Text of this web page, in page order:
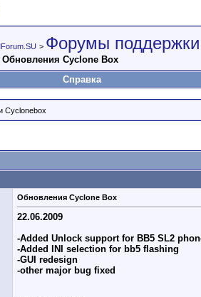
> Форумы
Обновления Cyclone Box
Справка
Cyclonebox
Обновления Cyclone Box
22.06.2009
-Added Unlock support for BB5 SL2
-Added INI selection for bb5 flashing
-GUI redesign
-other major bug fixed